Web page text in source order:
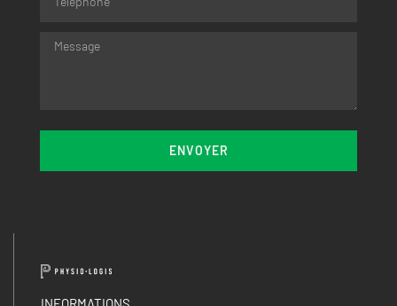
ENVOYER